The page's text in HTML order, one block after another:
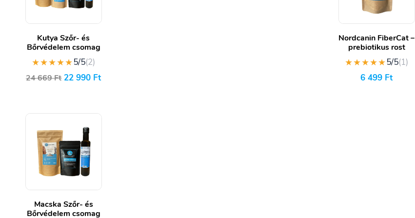
Kutya Szőr- és
Bőrvédelem csomag
★★★★★5/5(2)
24 669Ft 22 990 Ft
Nordcanin FiberCat –
prebiotikus rost
★★★★★5/5(1)
6 499 Ft
Macska Szőr- és
Bőrvédelem csomag